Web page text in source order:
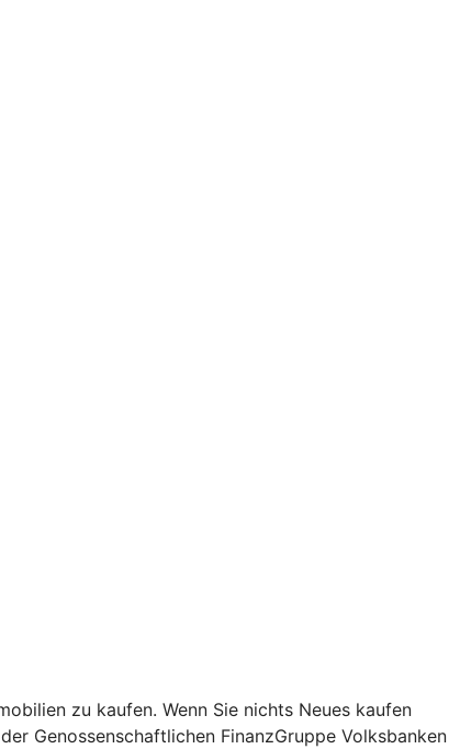
zu kaufen. Wenn Sie nichts Neues kaufen
Genossenschaftlichen FinanzGruppe Volksbanken